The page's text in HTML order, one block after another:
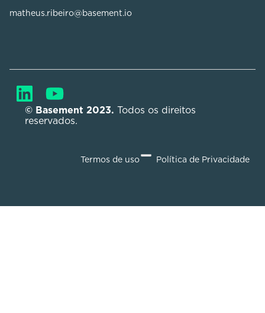
matheus.ribeiro@basement.io
© Basement 2023. Todos os direitos
reservados.
Termos de uso Política de Privacidade